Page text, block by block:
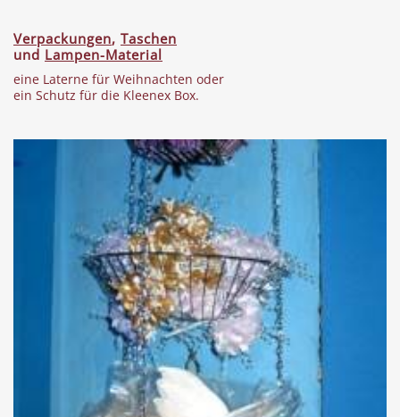
Verpackungen, Taschen
und Lampen-Material
eine Laterne für Weihnachten oder
ein Schutz für die Kleenex Box.